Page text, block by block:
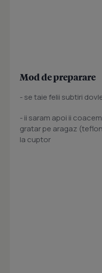
Mod de preparare
- se taie felii subtiri
- ii saram apoi ii
gratar pe aragaz
la cuptor